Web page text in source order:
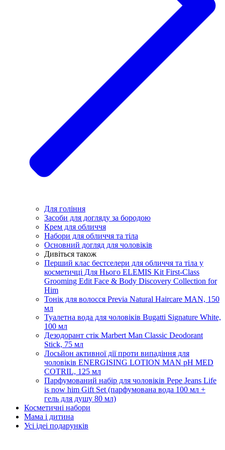
Для гоління
Засоби для догляду за бородою
Крем для обличчя
Набори для обличчя та тіла
Основний догляд для чоловіків
Дивіться також
Перший клас бестселери для обличчя та тіла у
косметичці Для Нього ELEMIS Kit First-Class
Grooming Edit Face & Body Discovery Collection for
Him
Тонік для волосся Previa Natural Haircare MAN, 150
мл
Туалетна вода для чоловіків Bugatti Signature White,
100 мл
Дезодорант стік Marbert Man Classic Deodorant
Stick, 75 мл
Лосьйон активної дії проти випадіння для
чоловіків ENERGISING LOTION MAN pH MED
COTRIL, 125 мл
Парфумований набір для чоловіків Pepe Jeans Life
is now him Gift Set (парфумована вода 100 мл +
гель для душу 80 мл)
Косметичні набори
Мама і дитина
Усi iдеi подарункiв